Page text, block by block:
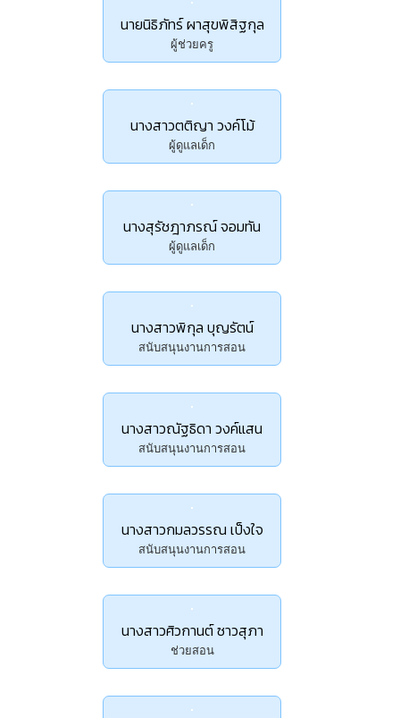
นายนิธิภัทร์ ผาสุขพิสิฐกุล
ผู้ช่วยครู
นางสาวตติญา วงค์โม้
ผู้ดูแลเด็ก
นางสุรัชฎาภรณ์ จอมทัน
ผู้ดูแลเด็ก
นางสาวพิกุล บุญรัตน์
สนับสนุนงานการสอน
นางสาวณัฐธิดา วงค์แสน
สนับสนุนงานการสอน
นางสาวกมลวรรณ เป็งใจ
สนับสนุนงานการสอน
นางสาวศิวกานต์ ซาวสุภา
ช่วยสอน